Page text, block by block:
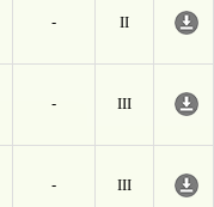
-
II
-
III
-
III